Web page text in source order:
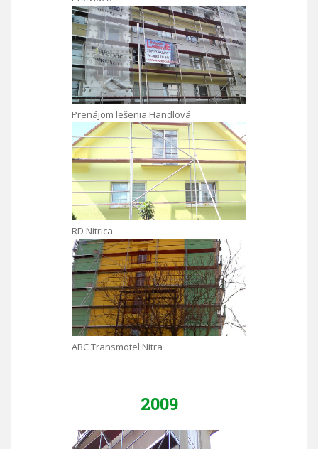
Prenájom lešenia Handlová
RD Nitrica
ABC Transmotel Nitra
2009